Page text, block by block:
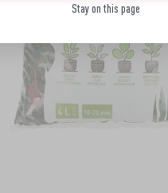
Stay on this page